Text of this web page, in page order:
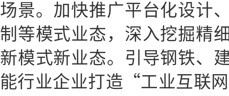
场景。加快推广平台化设计
制等模式业态，深入挖掘精
新模式新业态。引导钢铁、
能行业企业打造“工业互联